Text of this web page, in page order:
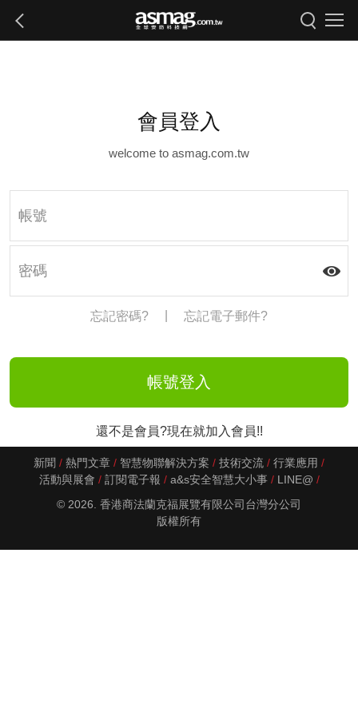
會員登入
welcome to asmag.com.tw
忘記密碼? 忘記電子郵件?
還不是會員?現在就加入會員!!
新聞 熱門文章 智慧物聯解決方案 技術交流
行業應用
活動與展會
訂閱電子報 a&s安全智慧大小事
LINE@
© 2026. 香港商法蘭克福展覽有限公司台灣分公司
版權所有